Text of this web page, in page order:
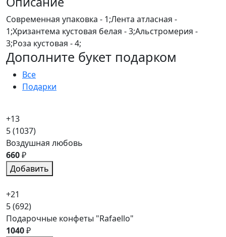
Современная упаковка - 1;Лента атласная -
1;Хризантема кустовая белая - 3;Альстромерия -
3;Роза кустовая - 4;
Дополните букет подарком
Все
Подарки
+13
5(1037)
Воздушная любовь
660₽
Добавить
+21
5(692)
Подарочные конфеты "Rafaello"
1040₽